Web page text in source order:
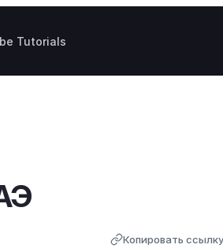
Tutorials
Копировать ссылку